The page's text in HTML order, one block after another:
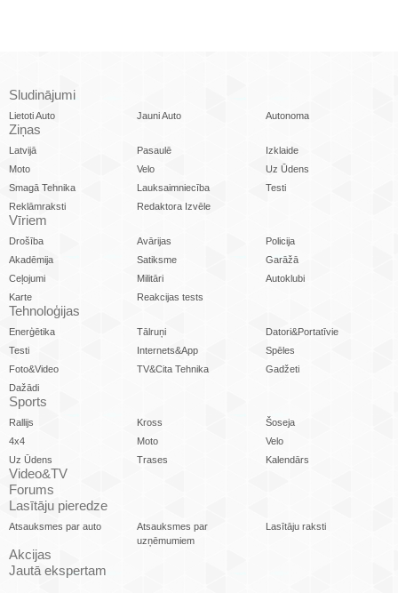
Sludinājumi
Lietoti Auto Jauni Auto Autonoma
Ziņas
Latvijā Pasaulē
Izklaide
Moto
Velo
Uz Ūdens
Smagā Tehnika
Lauksaimniecība
Testi
Reklāmraksti
Redaktora Izvēle
Vīriem
Drošība Avārijas
Policija
Akadēmija
Satiksme
Garāžā
Ceļojumi
Militāri
Autoklubi
Karte
Reakcijas tests
Tehnoloģijas
Enerģētika Tālruņi
Datori&Portatīvie
Testi
Internets&App
Spēles
Foto&Video
TV&Cita Tehnika
Gadžeti
Dažādi
Sports
Rallijs Kross
Šoseja
4x4
Moto
Velo
Uz Ūdens
Trases Kalendārs
Video&TV
Forums
Lasītāju pieredze
Atsauksmes par auto
Atsauksmes par
uzņēmumiem
Lasītāju raksti
Akcijas
Jautā ekspertam